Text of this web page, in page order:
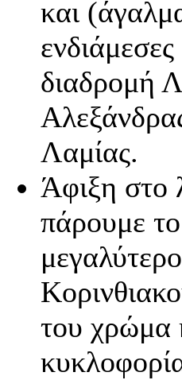
και
διαδρομή
Λαμίας.
Άφιξη στο
πάρουμε το
του χρώμα